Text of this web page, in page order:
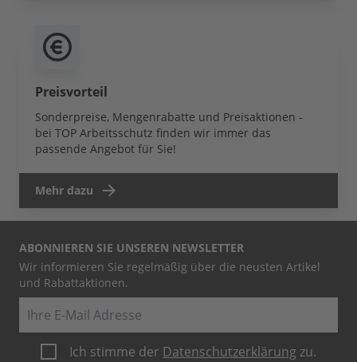
Preisvorteil
Sonderpreise, Mengenrabatte und Preisaktionen -
bei TOP Arbeitsschutz finden wir immer das
passende Angebot für Sie!
Mehr dazu
ABONNIEREN SIE UNSEREN NEWSLETTER
Wir informieren Sie regelmäßig über die neusten Artikel
und Rabattaktionen.
Ich stimme der Datenschutzerklärung zu.